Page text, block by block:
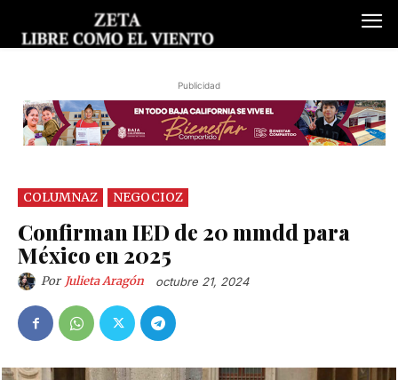
Publicidad
COLUMNAZ NEGOCIOZ
Confirman IED de 20 mmdd para
México en 2025
Por Julieta Aragón octubre 21, 2024